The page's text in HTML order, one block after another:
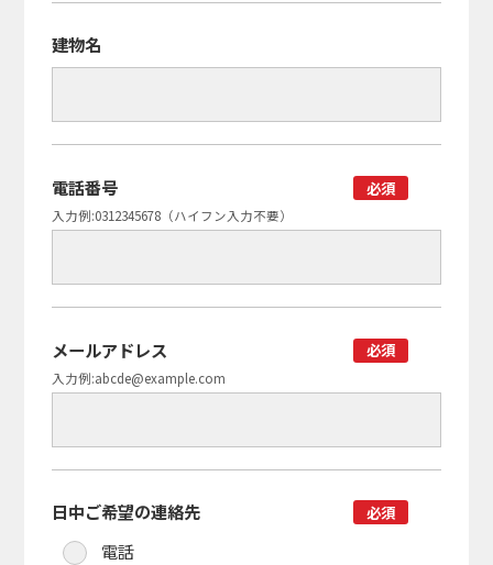
建物名
電話番号 必須
入力例:0312345678（ハイフン入力不要）
メールアドレス 必須
入力例:abcde@example.com
日中ご希望の連絡先 必須
電話